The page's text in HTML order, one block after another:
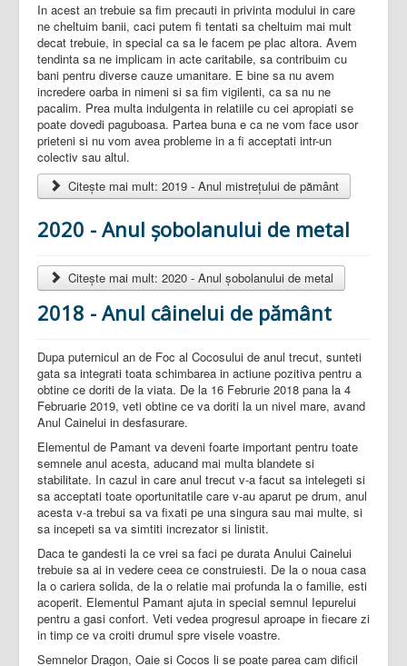
In acest an trebuie sa fim precauti in privinta modului in care
ne cheltuim banii, caci putem fi tentati sa cheltuim mai mult
decat trebuie, in special ca sa le facem pe plac altora. Avem
tendinta sa ne implicam in acte caritabile, sa contribuim cu
bani pentru diverse cauze umanitare. E bine sa nu avem
incredere oarba in nimeni si sa fim vigilenti, ca sa nu ne
pacalim. Prea multa indulgenta in relatiile cu cei apropiati se
poate dovedi paguboasa. Partea buna e ca ne vom face usor
prieteni si nu vom avea probleme in a fi acceptati intr-un
colectiv sau altul.
Citește mai mult: 2019 - Anul mistrețului de pământ
2020 - Anul șobolanului de metal
Citește mai mult: 2020 - Anul șobolanului de metal
2018 - Anul câinelui de pământ
Dupa puternicul an de Foc al Cocosului de anul trecut, sunteti
gata sa integrati toata schimbarea in actiune pozitiva pentru a
obtine ce doriti de la viata. De la 16 Februrie 2018 pana la 4
Februarie 2019, veti obtine ce va doriti la un nivel mare, avand
Anul Cainelui in desfasurare.
Elementul de Pamant va deveni foarte important pentru toate
semnele anul acesta, aducand mai multa blandete si
stabilitate. In cazul in care anul trecut v-a facut sa intelegeti si
sa acceptati toate oportunitatile care v-au aparut pe drum, anul
acesta v-a trebui sa va fixati pe una singura sau mai multe, si
sa incepeti sa va simtiti increzator si linistit.
Daca te gandesti la ce vrei sa faci pe durata Anului Cainelui
trebuie sa ai in vedere ceea ce construiesti. De la o noua casa
la o cariera solida, de la o relatie mai profunda la o familie, esti
acoperit. Elementul Pamant ajuta in special semnul Iepurelui
pentru a gasi confort. Veti vedea progresul aproape in fiecare zi
in timp ce va croiti drumul spre visele voastre.
Semnelor Dragon, Oaie si Cocos li se poate parea cam dificil